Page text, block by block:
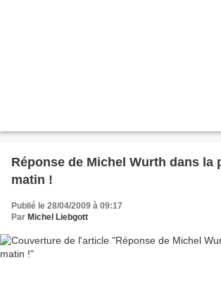
Réponse de Michel Wurth dans la
matin !
Publié le 28/04/2009 à 09:17
Par Michel Liebgott